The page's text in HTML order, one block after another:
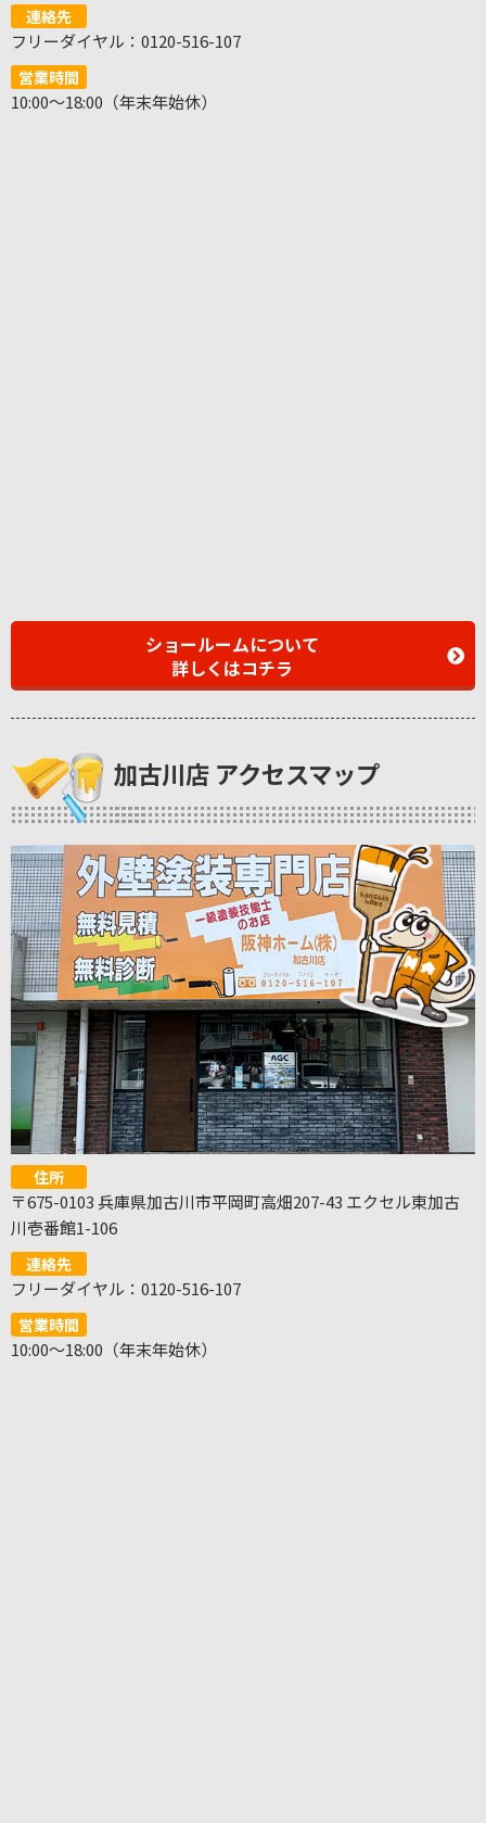
連絡先
フリーダイヤル：0120-516-107
営業時間
10:00～18:00（年末年始休）
ショールームについて
詳しくはコチラ
加古川店 アクセスマップ
住所
〒675-0103 兵庫県加古川市平岡町高畑207-43 エクセル東加古
川壱番館1-106
連絡先
フリーダイヤル：0120-516-107
営業時間
10:00～18:00（年末年始休）